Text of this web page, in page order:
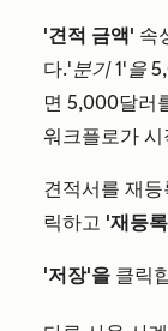
'견적 금액' 속
다.'분기 1'을
면 5,000달러
워크플로가
견적서를 재
릭하고 '재등
'저장'을 클릭